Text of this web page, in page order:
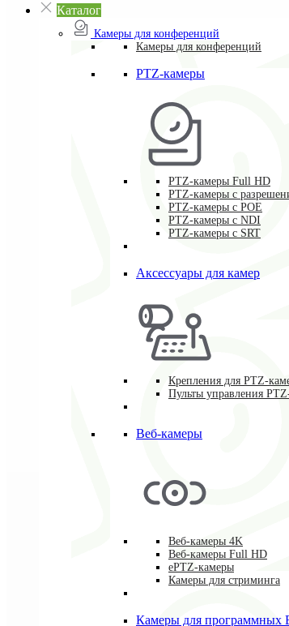
Каталог
Камеры для конференций
Камеры для конференций
PTZ-камеры
PTZ-камеры Full HD
PTZ-камеры с
PTZ-камеры с POE
PTZ-камеры c NDI
PTZ-камеры с SRT
Аксессуары для камер
Крепления для PTZ-
Пульты управления
Веб-камеры
Веб-камеры 4K
Веб-камеры Full HD
ePTZ-камеры
Камеры для стриминга
Камеры для программных